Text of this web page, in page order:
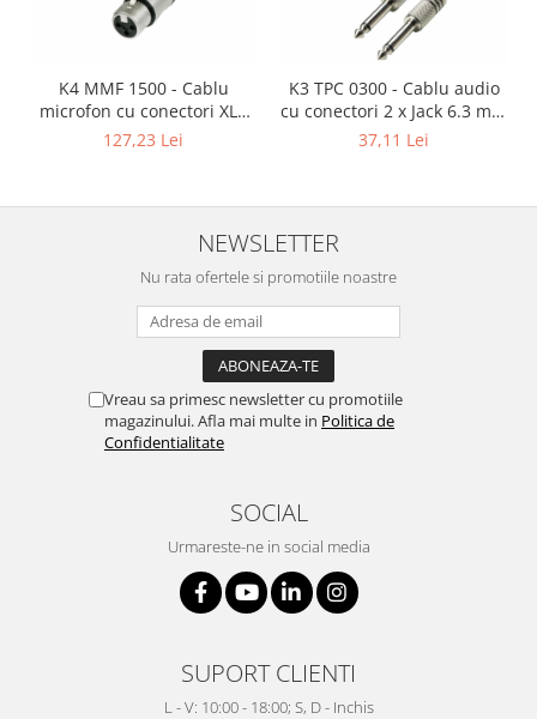
K4 MMF 1500 - Cablu
microfon cu conectori XLR
mama / XLR tata 3p REAN -
127,23 Lei
K3 TPC 0300 - Cablu audio
cu conectori 2 x Jack 6.3 mm
mono / 2 x RCA tata AH 3 m
37,11 Lei
NEWSLETTER
Nu rata ofertele si promotiile noastre
Vreau sa primesc newsletter cu promotiile
magazinului. Afla mai multe in Politica de
Confidentialitate
SOCIAL
Urmareste-ne in social media
SUPORT CLIENTI
L - V: 10:00 - 18:00; S, D - Inchis